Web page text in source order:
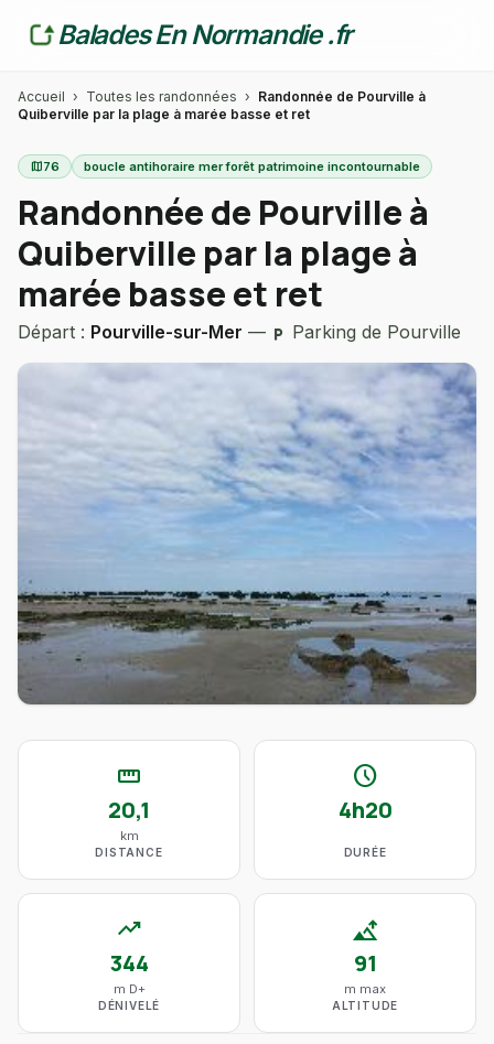
Balades En Normandie .fr
Accueil › Toutes les randonnées › Randonnée de Pourville à
Quiberville par la plage à marée basse et ret
map76 boucle antihoraire mer forêt patrimoine incontournable
Randonnée de Pourville à
Quiberville par la plage à
marée basse et ret
Départ : Pourville-sur-Mer — local_parking Parking de Pourville
straighten
20,1
km
DISTANCE
schedule
4h20
DURÉE
trending_up
344
m D+
DÉNIVELÉ
altitude
91
m max
ALTITUDE